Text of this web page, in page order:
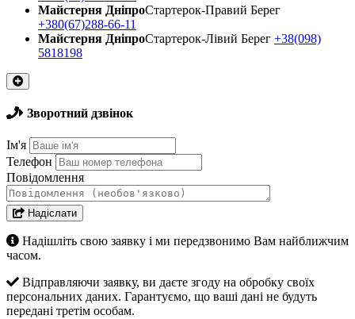
Майстерня ДнiпроСтартерок-Правий Берег
+380(67)288-66-11
Майстерня ДнiпроСтартерок-Лівий Берег +38(098)
5818198
Зворотний дзвінок
Ім'я
Телефон
Повідомлення
Надіслати
Надішліть свою заявку і ми передзвонимо Вам найближчим
часом.
Відправляючи заявку, ви даєте згоду на обробку своїх
персональних даних. Гарантуємо, що ваші дані не будуть
передані третім особам.